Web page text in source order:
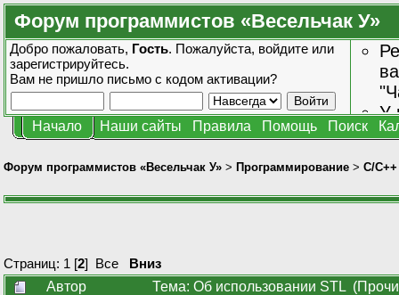
Форум программистов «Весельчак У»
Добро пожаловать, Гость. Пожалуйста, войдите или
зарегистрируйтесь.
Вам не пришло письмо с кодом активации?
У
Начало Наши сайты Правила Помощь Поиск
Форум программистов «Весельчак У» > Программирование > C/C++
Страниц: 1 [2] Все
Вниз
Автор
Тема: Об использовании STL